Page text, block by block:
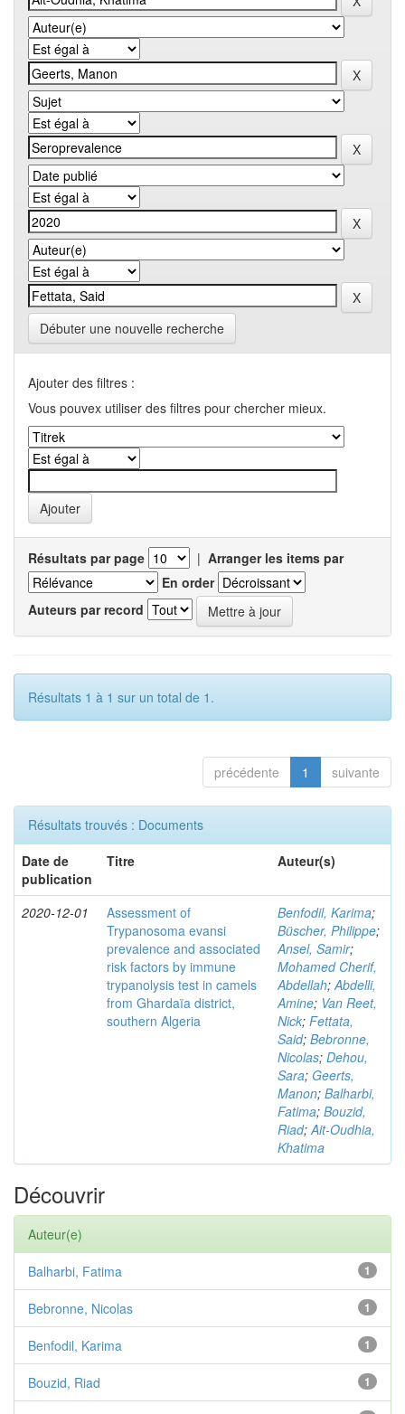
Débuter une nouvelle recherche
Ajouter des filtres :
Vous pouvex utiliser des filtres pour chercher mieux.
Résultats par page | Arranger les items par
En order
Auteurs par record
Résultats 1 à 1 sur un total de 1.
précédente 1 suivante
Résultats trouvés : Documents
Date de
publication
Titre Auteur(s)
2020-12-01
Assessment of
Trypanosoma evansi
prevalence and associated
risk factors by immune
trypanolysis test in camels
from Ghardaïa district,
southern Algeria
Benfodil, Karima;
Büscher, Philippe;
Ansel, Samir;
Mohamed Cherif,
Abdellah;Abdelli,
Amine; Van Reet,
Nick; Fettata,
Said; Bebronne,
Nicolas; Dehou,
Sara; Geerts,
Manon; Balharbi,
Fatima; Bouzid,
Riad;Ait-Oudhia,
Khatima
Découvrir
Auteur(e)
1
Balharbi, Fatima
1
Bebronne, Nicolas
1
Benfodil, Karima
1
Bouzid, Riad